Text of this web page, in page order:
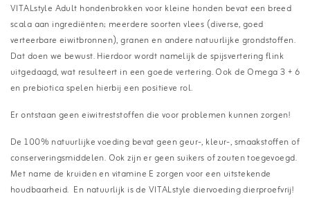
VITALstyle Adult hondenbrokken voor kleine honden bevat een breed
scala aan ingrediënten; meerdere soorten vlees (diverse, goed
verteerbare eiwitbronnen), granen en andere natuurlijke grondstoffen.
Dat doen we bewust. Hierdoor wordt namelijk de spijsvertering flink
uitgedaagd, wat resulteert in een goede vertering. Ook de Omega 3 + 6
en prebiotica spelen hierbij een positieve rol.
Er ontstaan geen eiwitreststoffen die voor problemen kunnen zorgen!
De 100% natuurlijke voeding bevat geen geur-, kleur-, smaakstoffen of
conserveringsmiddelen. Ook zijn er geen suikers of zouten toegevoegd.
Met name de kruiden en vitamine E zorgen voor een uitstekende
houdbaarheid. En natuurlijk is de VITALstyle diervoeding dierproefvrij!